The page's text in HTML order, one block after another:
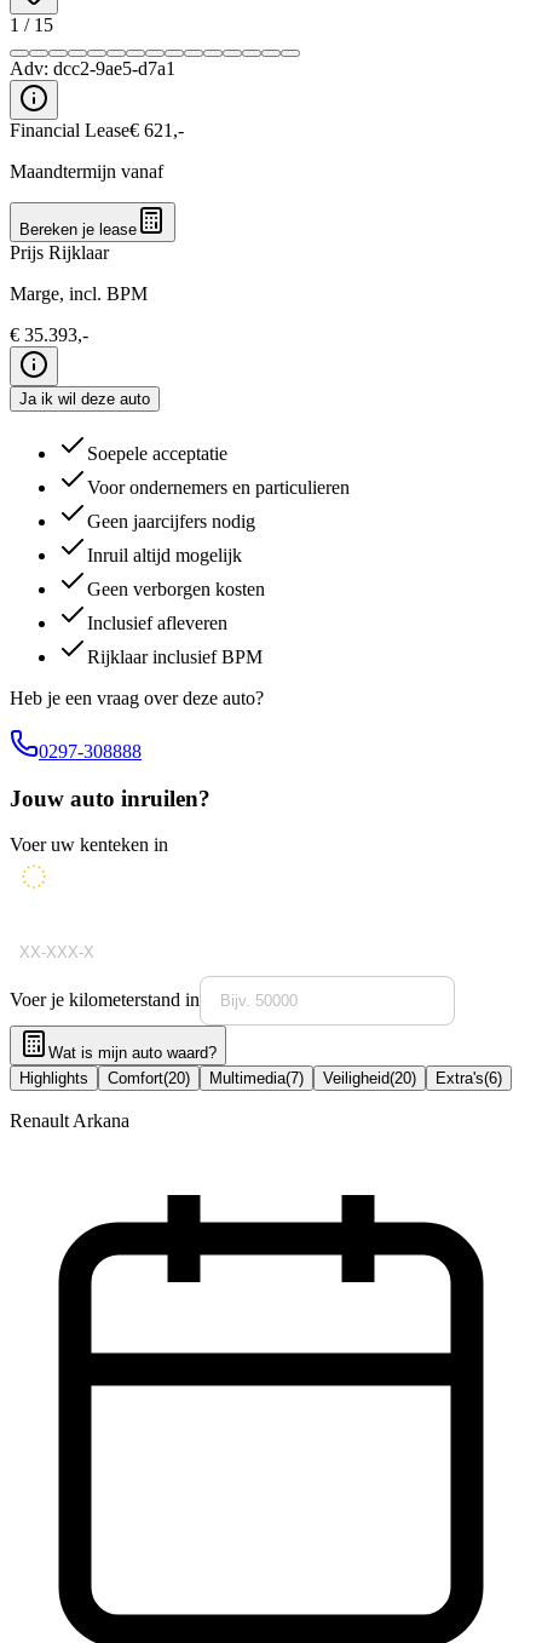
1 / 15
Adv: dcc2-9ae5-d7a1
Financial Lease€ 621 ,-
Maandtermijn vanaf
Bereken je lease
Prijs Rijklaar
Marge, incl. BPM
€ 35.393,-
Ja ik wil deze auto
Soepele acceptatie
Voor ondernemers en particulieren
Geen jaarcijfers nodig
Inruil altijd mogelijk
Geen verborgen kosten
Inclusief afleveren
Rijklaar inclusief BPM
Heb je een vraag over deze auto?
0297-308888
Jouw auto inruilen?
Voer uw kenteken in
Voer je kilometerstand in
Wat is mijn auto waard?
Highlights
Comfort(20) Multimedia(7) Veiligheid(20) Extra's(6)
Renault Arkana